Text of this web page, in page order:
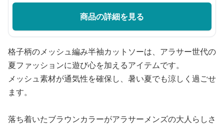
商品の詳細を見る
格子柄のメッシュ編み半袖カットソーは、アラサー世代の
夏ファッションに遊び心を加えるアイテムです。
メッシュ素材が通気性を確保し、暑い夏でも涼しく過ごせ
ます。
落ち着いたブラウンカラーがアラサーメンズの大人らしさ